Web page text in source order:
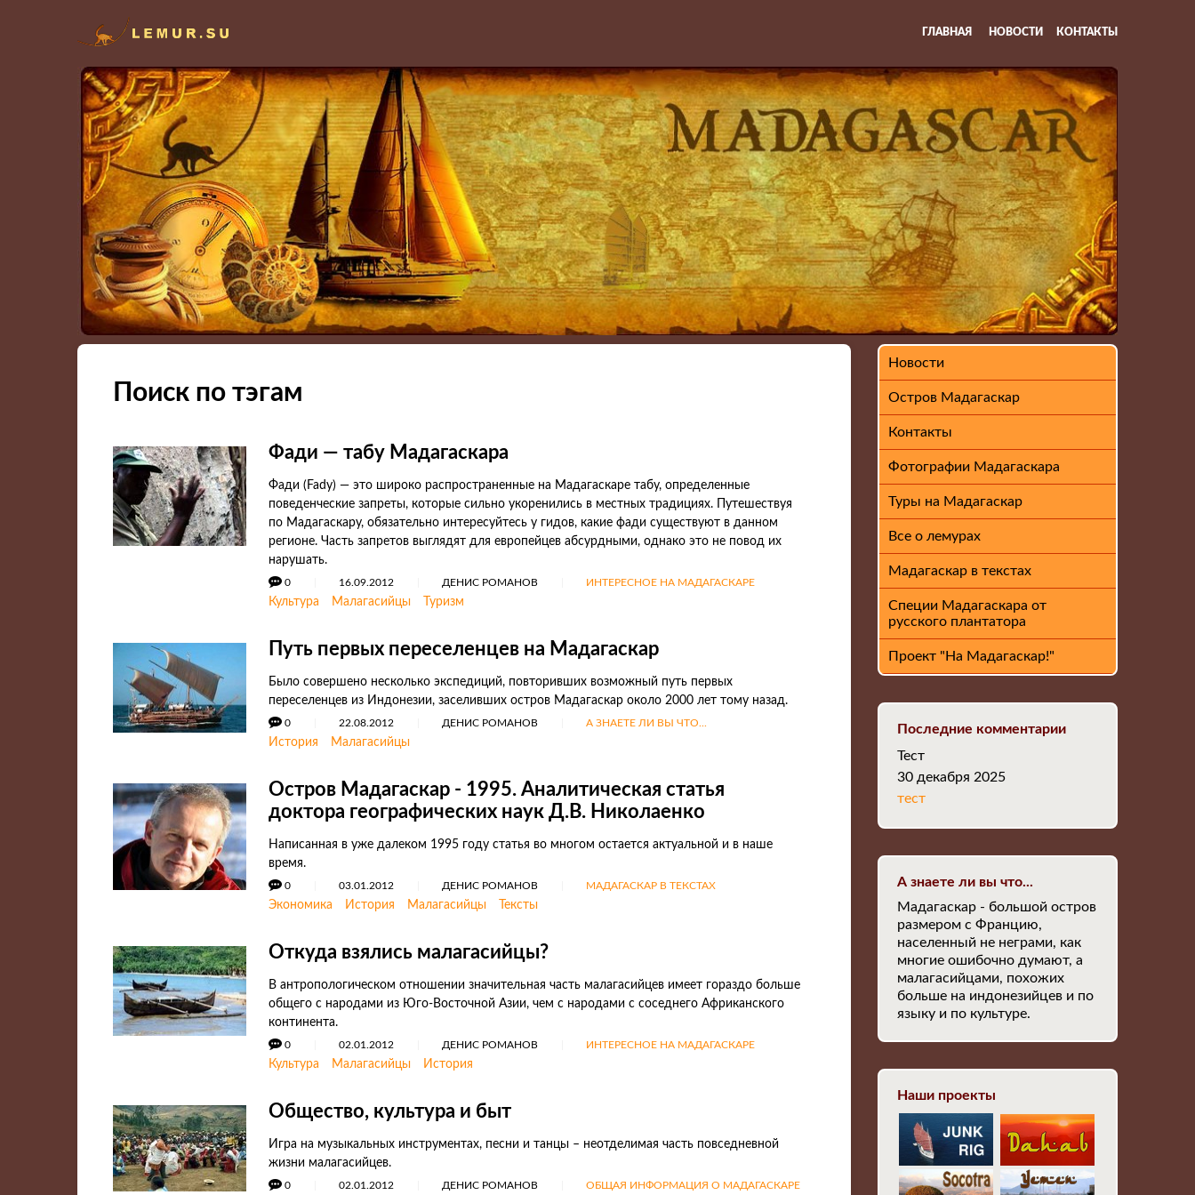
ГЛАВНАЯ НОВОСТИ КОНТАКТЫ
Поиск по тэгам
Фади — табу Мадагаскара
Фади (Fady) — это широко распространенные на Мадагаскаре табу, определенные
поведенческие запреты, которые сильно укоренились в местных традициях. Путешествуя
по Мадагаскару, обязательно интересуйтесь у гидов, какие фади существуют в данном
регионе. Часть запретов выглядят для европейцев абсурдными, однако это не повод их
нарушать.
0 16.09.2012 ДЕНИС РОМАНОВ ИНТЕРЕСНОЕ НА МАДАГАСКАРЕ
Культура Малагасийцы Туризм
Путь первых переселенцев на Мадагаскар
Было совершено несколько экспедиций, повторивших возможный путь первых
переселенцев из Индонезии, заселивших остров Мадагаскар около 2000 лет тому назад.
0 22.08.2012 ДЕНИС РОМАНОВ А ЗНАЕТЕ ЛИ ВЫ ЧТО...
История Малагасийцы
Остров Мадагаскар - 1995. Аналитическая статья
доктора географических наук Д.В. Николаенко
Написанная в уже далеком 1995 году статья во многом остается актуальной и в наше
время.
0 03.01.2012 ДЕНИС РОМАНОВ МАДАГАСКАР В ТЕКСТАХ
Экономика История Малагасийцы Тексты
Откуда взялись малагасийцы?
В антропологическом отношении значительная часть малагасийцев имеет гораздо больше
общего с народами из Юго-Восточной Азии, чем с народами с соседнего Африканского
континента.
0 02.01.2012 ДЕНИС РОМАНОВ ИНТЕРЕСНОЕ НА МАДАГАСКАРЕ
Культура Малагасийцы История
Общество, культура и быт
Игра на музыкальных инструментах, песни и танцы – неотделимая часть повседневной
жизни малагасийцев.
0 02.01.2012 ДЕНИС РОМАНОВ ОБЩАЯ ИНФОРМАЦИЯ О МАДАГАСКАРЕ
Новости
Остров Мадагаскар
Контакты
Фотографии Мадагаскара
Туры на Мадагаскар
Все о лемурах
Мадагаскар в текстах
Специи Мадагаскара от
русского плантатора
Проект "На Мадагаскар!"
Последние комментарии
Тест
30 декабря 2025
тест
А знаете ли вы что...
Мадагаскар - большой остров
размером с Францию,
населенный не неграми, как
многие ошибочно думают, а
малагасийцами, похожих
больше на индонезийцев и по
языку и по культуре.
Наши проекты